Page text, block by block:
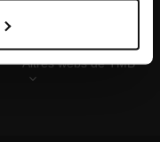
s’instal·laran
hagis seleccionat
les teves
i milloren la teva
Altres webs de TMB